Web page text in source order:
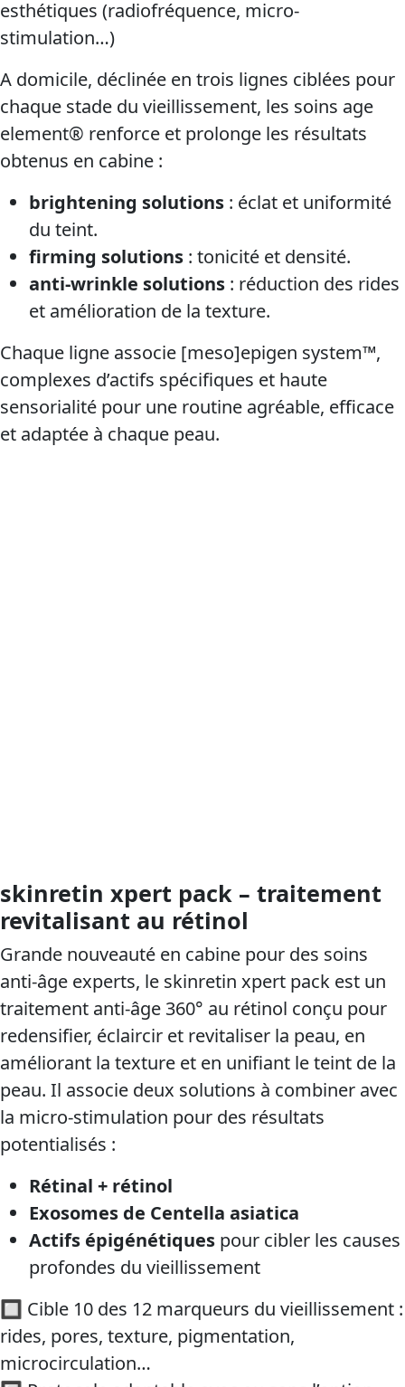
esthétiques (radiofréquence, micro-
stimulation…)
A domicile, déclinée en trois lignes ciblées pour
chaque stade du vieillissement, les soins age
element® renforce et prolonge les résultats
obtenus en cabine :
brightening solutions : éclat et uniformité
du teint.
firming solutions : tonicité et densité.
anti-wrinkle solutions : réduction des rides
et amélioration de la texture.
Chaque ligne associe [meso]epigen system™,
complexes d’actifs spécifiques et haute
sensorialité pour une routine agréable, efficace
et adaptée à chaque peau.
skinretin xpert pack – traitement
revitalisant au rétinol
Grande nouveauté en cabine pour des soins
anti-âge experts, le skinretin xpert pack est un
traitement anti-âge 360° au rétinol conçu pour
redensifier, éclaircir et revitaliser la peau, en
améliorant la texture et en unifiant le teint de la
peau. Il associe deux solutions à combiner avec
la micro-stimulation pour des résultats
potentialisés :
Rétinal + rétinol
Exosomes de Centella asiatica
Actifs épigénétiques pour cibler les causes
profondes du vieillissement
🔲 Cible 10 des 12 marqueurs du vieillissement :
rides, pores, texture, pigmentation,
microcirculation…